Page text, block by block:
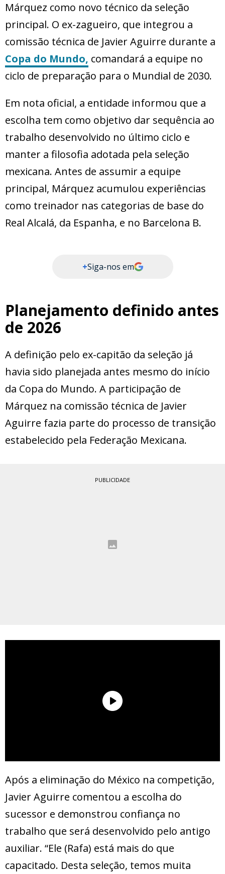
Márquez como novo técnico da seleção
principal. O ex-zagueiro, que integrou a
comissão técnica de Javier Aguirre durante a
Copa do Mundo, comandará a equipe no
ciclo de preparação para o Mundial de 2030.
Em nota oficial, a entidade informou que a
escolha tem como objetivo dar sequência ao
trabalho desenvolvido no último ciclo e
manter a filosofia adotada pela seleção
mexicana. Antes de assumir a equipe
principal, Márquez acumulou experiências
como treinador nas categorias de base do
Real Alcalá, da Espanha, e no Barcelona B.
+Siga-nos em
Planejamento definido antes
de 2026
A definição pelo ex-capitão da seleção já
havia sido planejada antes mesmo do início
da Copa do Mundo. A participação de
Márquez na comissão técnica de Javier
Aguirre fazia parte do processo de transição
estabelecido pela Federação Mexicana.
PUBLICIDADE
Após a eliminação do México na competição,
Javier Aguirre comentou a escolha do
sucessor e demonstrou confiança no
trabalho que será desenvolvido pelo antigo
auxiliar. “Ele (Rafa) está mais do que
capacitado. Desta seleção, temos muita